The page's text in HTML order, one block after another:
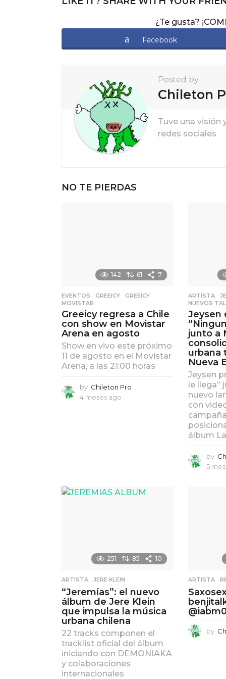
a
g
¿Te gusta?
Facebook
Posted by
Chileton
Tuve una visión
redes sociales
NO TE PIERDAS
142 61 7
EVENTOS ,GREEICY GREEICY
MOVISTAR
Greeicy regresa a Chile
con show en Movistar
Arena en agosto
Show en vivo este próximo
11 de agosto en el Movistar
Arena, a las 21:00 horas
by Chileton Pro
4 meses ago
ARTISTA ,
NUEVOS
Jeysen
junto a
urbana
Nueva
Jeysen
le llega”
nuevo
con
álbum
by
5
251 85 10
ARTISTA ,JERE KLEIN
“Jeremías”: el nuevo
álbum de Jere Klein
que impulsa la música
urbana chilena
22 tracks componen el
tracklist oficial del álbum
iniciando con DEMONIAKA
y colaboraciones
internacionales
ARTISTA ,
by